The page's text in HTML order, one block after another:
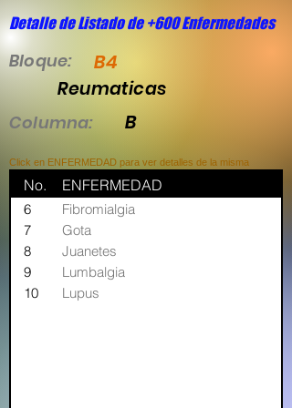
Detalle de Listado de +600 Enfermedades
Bloque: B4
Reumaticas
Columna: B
Click en ENFERMEDAD para ver detalles de la misma
No. ENFERMEDAD
6
Fibromialgia
7
Gota
8
Juanetes
9
Lumbalgia
10
Lupus